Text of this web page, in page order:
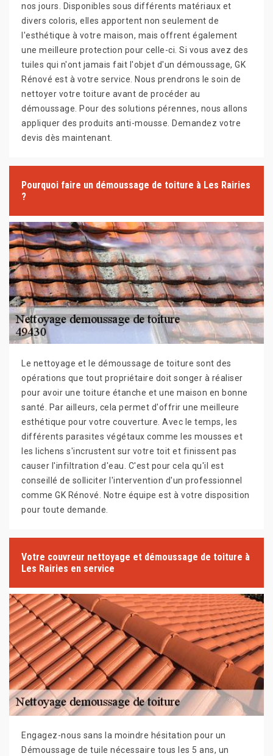
nos jours. Disponibles sous différents matériaux et
divers coloris, elles apportent non seulement de
l'esthétique à votre maison, mais offrent également
une meilleure protection pour celle-ci. Si vous avez des
tuiles qui n'ont jamais fait l'objet d'un démoussage, GK
Rénové est à votre service. Nous prendrons le soin de
nettoyer votre toiture avant de procéder au
démoussage. Pour des solutions pérennes, nous allons
appliquer des produits anti-mousse. Demandez votre
devis dès maintenant.
Pourquoi faire un démoussage de toiture à Les Rairies
?
Le nettoyage et le démoussage de toiture sont des
opérations que tout propriétaire doit songer à réaliser
pour avoir une toiture étanche et une maison en bonne
santé. Par ailleurs, cela permet d'offrir une meilleure
esthétique pour votre couverture. Avec le temps, les
différents parasites végétaux comme les mousses et
les lichens s'incrustent sur votre toit et finissent pas
causer l'infiltration d'eau. C'est pour cela qu'il est
conseillé de solliciter l'intervention d'un professionnel
comme GK Rénové. Notre équipe est à votre disposition
pour toute demande.
Votre couvreur nettoyage et démoussage de toiture à
Les Rairies en service
Engagez-nous sans la moindre hésitation pour un
Démoussage de tuile nécessaire tous les 5 ans, un